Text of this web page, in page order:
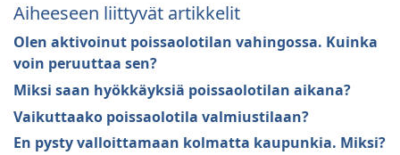
Aiheeseen liittyvät artikkelit
Olen aktivoinut poissaolotilan vahingossa. Kuinka
voin peruuttaa sen?
Miksi saan hyökkäyksiä poissaolotilan aikana?
Vaikuttaako poissaolotila valmiustilaan?
En pysty valloittamaan kolmatta kaupunkia. Miksi?